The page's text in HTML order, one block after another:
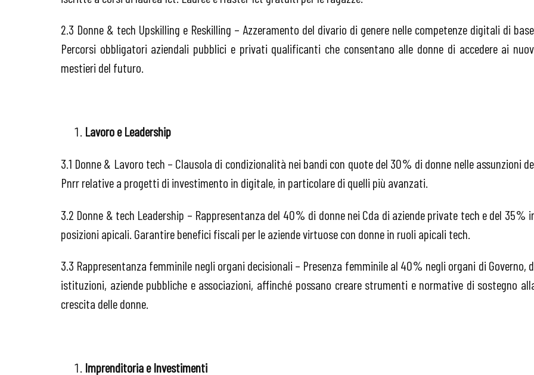
2.3 Donne & tech Upskilling e Reskilling – Azzeramento del divario di genere nelle competenze digitali di
Percorsi obbligatori aziendali pubblici e privati qualificanti che consentano alle donne di accedere ai
mestieri del futuro.
Lavoro e Leadership
3.1 Donne & Lavoro tech – Clausola di condizionalità nei bandi con quote del 30% di donne nelle assunzioni
Pnrr relative a progetti di investimento in digitale, in particolare di quelli più avanzati.
3.2 Donne & tech Leadership – Rappresentanza del 40% di donne nei Cda di aziende private tech e del 35%
posizioni apicali. Garantire benefici fiscali per le aziende virtuose con donne in ruoli apicali tech.
3.3 Rappresentanza femminile negli organi decisionali – Presenza femminile al 40% negli organi di Governo,
istituzioni, aziende pubbliche e associazioni, affinché possano creare strumenti e normative di sostegno
crescita delle donne.
Imprenditoria e Investimenti